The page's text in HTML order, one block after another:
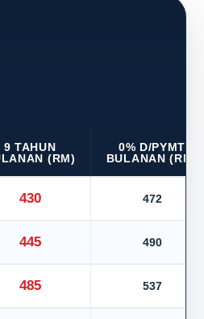
9 TAHUN
(RM)
0% D/PYMT
BULANAN (RM)
430 472
445 490
485 537